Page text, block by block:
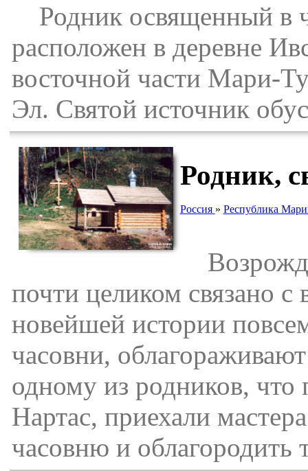
Родник освященный в
расположен в деревне
восточной части Мари-
Эл. Святой источник
Родник,
Россия » Республика
почти целиком связано
новейшей истории
часовни,
одному из родников,
Нартас, приехали
часовню и облагородить